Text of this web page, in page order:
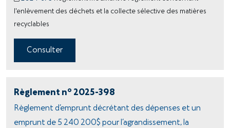
l'enlèvement des déchets et la collecte sélective des matières
recyclables
Consulter
Règlement no 2025-398
Règlement d’emprunt décrétant des dépenses et un
emprunt de 5 240 200$ pour l’agrandissement, la